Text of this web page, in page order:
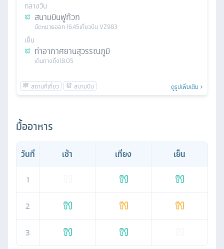
กลางวัน
สนามบินฟูก๊วก
นัดหมายออก16.45เที่ยวบิน VZ983
เย็น
ท่าอากาศยานสุวรรณภูมิ
เดินทางถึง18.05
ดูรูปเพิ่มเติม
มื้ออาหาร
วันที่ เช้า เที่ยง
เย็น
1
2
3